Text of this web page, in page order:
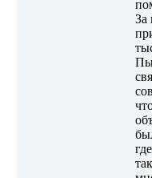
За